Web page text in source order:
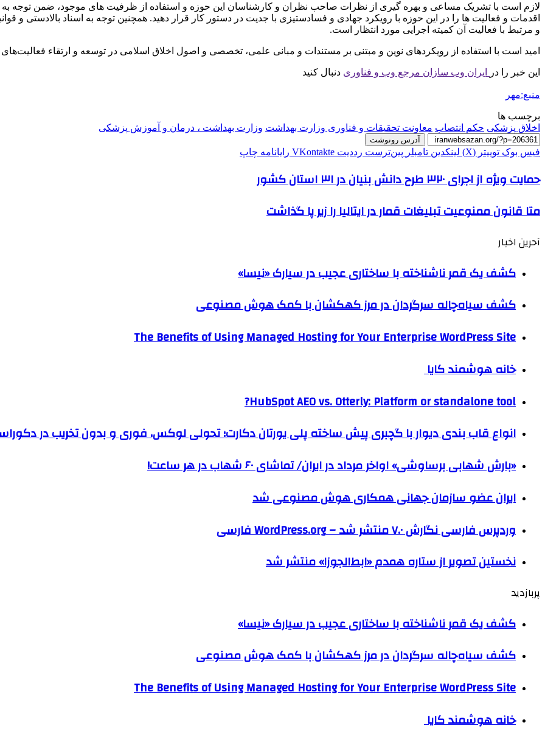
لازم است با تشریک مساعی و بهره گیری از نظرات صاحب نظران و کارشناسان این حوزه و استفاده از ظرفیت های موجود، ضمن توجه
اقدمات و فعالیت ها را در این حوزه با رویکرد جهادی و فسادستیزی با جدیت در دستور کار قرار دهید. همچنین توجه به اسناد بالادستی و
و مرتبط با فعالیت آن کمیته اجرایی مورد انتظار است.
امید است با استفاده از رویکردهای نوین و مبتنی بر مستندات و مبانی علمی، تخصصی و اصول اخلاق اسلامی در توسعه و ارتقاء
این خبر را در ایران وب سازان مرجع وب و فناوری دنبال کنید
منبع:مهر
برچسب ها
اخلاق پزشکی حکم انتصاب معاونت تحقیقات و فناوری وزارت بهداشت وزارت بهداشت ، درمان و آموزش پزشکی
آدرس رونوشت
فیس بوک توییتر (X) لینکدین ‫تامبلر ‫پین‌ترست ‫رددیت ‫VKontakte رایانامه چاپ
حمایت ویژه از اجرای ۳۲۰ طرح دانش بنیان در ۳۱ استان کشور
متا قانون ممنوعیت تبلیغات قمار در ایتالیا را زیر پا گذاشت
آحرین اخبار
کشف یک قمر ناشناخته با ساختاری عجیب در سیارک «نیسا»
کشف سیاه‌چاله سرگردان در مرز کهکشان با کمک هوش مصنوعی
The Benefits of Using Managed Hosting for Your Enterprise WordPress Site
خانه هوشمند کایا
HubSpot AEO vs. Otterly: Platform or standalone tool?
انواع قاب بندی دیوار با گچبری پیش ساخته پلی یورتان دکارت؛ تحولی لوکس، فوری و بدون تخریب در
«بارش شهابی برساوشی» اواخر مرداد در ایران/ تماشای ۶۰ شهاب در هر ساعت!
ایران عضو سازمان جهانی همکاری هوش مصنوعی شد
وردپرس فارسی نگارش ۷.۰ منتشر شد – WordPress.org فارسی
نخستین تصویر از ستاره همدم «ابط‌الجوزا» منتشر شد
پربازدید
کشف یک قمر ناشناخته با ساختاری عجیب در سیارک «نیسا»
کشف سیاه‌چاله سرگردان در مرز کهکشان با کمک هوش مصنوعی
The Benefits of Using Managed Hosting for Your Enterprise WordPress Site
خانه هوشمند کایا